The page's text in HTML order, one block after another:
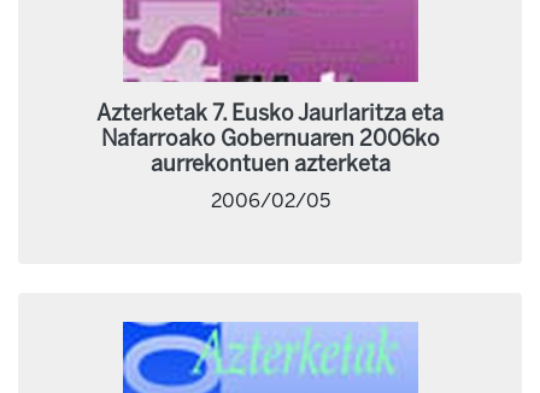
Azterketak 7. Eusko Jaurlaritza eta
Nafarroako Gobernuaren 2006ko
aurrekontuen azterketa
2006/02/05